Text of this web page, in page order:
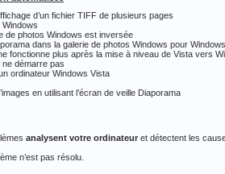
d’un fichier TIFF de plusieurs pages
Windows
de photos Windows est inversée
dans la galerie de photos Windows pour
fonctionne plus après la mise à niveau de Vista vers
démarre pas
ordinateur Windows Vista
en utilisant l’écran de veille Diaporama
analysent votre ordinateur et détectent les
n’est pas résolu.